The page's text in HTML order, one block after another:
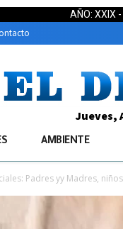
AÑO: XXIX -
Jueves,
AMBIENTE
Padres yy Madres,